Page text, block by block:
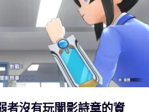
者沒有玩闇影詩章的資